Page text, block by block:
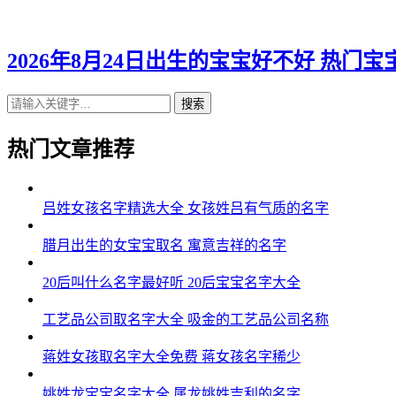
2026年8月24日出生的宝宝好不好 热门宝
搜索
热门文章推荐
吕姓女孩名字精选大全 女孩姓吕有气质的名字
腊月出生的女宝宝取名 寓意吉祥的名字
20后叫什么名字最好听 20后宝宝名字大全
工艺品公司取名字大全 吸金的工艺品公司名称
蒋姓女孩取名字大全免费 蒋女孩名字稀少